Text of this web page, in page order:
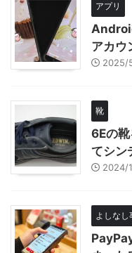
アプリ
アカウ
2025/
靴
6Eの
てシン
2024/
よしなし